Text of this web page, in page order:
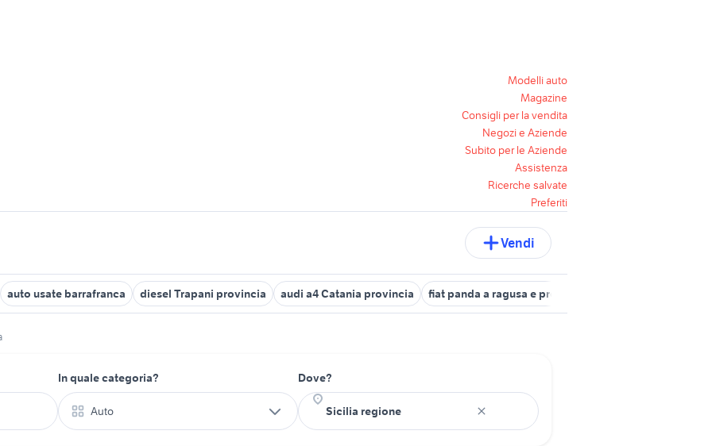
Modelli auto
Magazine
Consigli per la vendita
Negozi e Aziende
Subito per le Aziende
Assistenza
Ricerche salvate
Preferiti
Vendi
auto usate barrafranca diesel Trapani provincia audi a4 Catania provincia fiat panda a ragusa e provincia
In quale categoria?
Auto
Dove?